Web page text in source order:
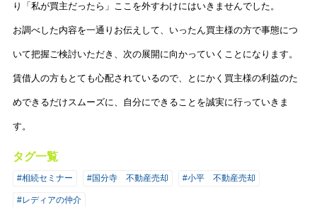
り「私が買主だったら」ここを外すわけにはいきませんでした。
お調べした内容を一通りお伝えして、いったん買主様の方で事態につ
いて把握ご検討いただき、次の展開に向かっていくことになります。
賃借人の方もとても心配されているので、とにかく買主様の利益のた
めできるだけスムーズに、自分にできることを誠実に行っていきま
す。
タグ一覧
#相続セミナー #国分寺 不動産売却 #小平 不動産売却
#レディアの仲介